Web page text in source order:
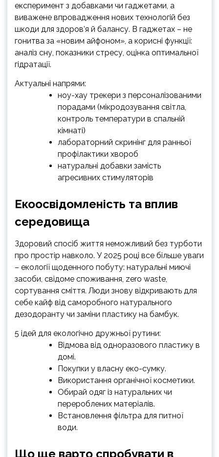
експеримент з добавками чи гаджетами, а
виважене впровадження нових технологій без
шкоди для здоров’я й балансу. В гаджетах – не
гонитва за «новим айфоном», а корисні функції:
аналіз сну, показники стресу, оцінка оптимальної
гідратації.
Актуальні напрями:
ноу-хау трекери з персоналізованими
порадами (мікродозування світла,
контроль температури в спальній
кімнаті)
лабораторний скринінг для ранньої
профілактики хвороб
натуральні добавки замість
агресивних стимуляторів
Екоосвідомленість та вплив
середовища
Здоровий спосіб життя неможливий без турботи
про простір навколо. У 2025 році все більше уваги
– екології щоденного побуту: натуральні миючі
засоби, свідоме споживання, zero waste,
сортування сміття. Люди знову відкривають для
себе кайф від саморобного натурального
дезодоранту чи заміни пластику на бамбук.
5 ідей для екологічно дружньої рутини:
Відмова від одноразового пластику в
домі.
Покупки у власну еко-сумку.
Використання органічної косметики.
Обирай одяг із натуральних чи
перероблених матеріалів.
Встановлення фільтра для питної
води.
Що ще варто спробувати в